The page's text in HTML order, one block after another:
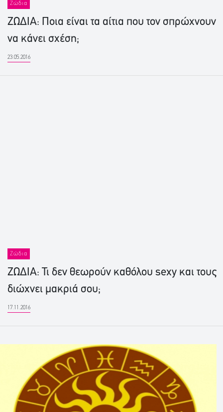
Ζώδια
ΖΩΔΙΑ: Ποια είναι τα αίτια που τον σπρώχνουν
να κάνει σχέση;
23.05.2016
Ζώδια
ΖΩΔΙΑ: Τι δεν θεωρούν καθόλου sexy και τους
διώχνει μακριά σου;
17.11.2016